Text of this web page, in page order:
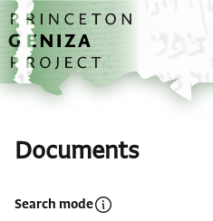
Skip to main content
home
Documents
Search modeOpen search mode help